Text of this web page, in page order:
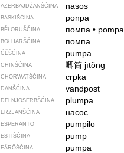
AZERBAJDŹANŠĆINA nasos
BASKIŠĆINA ponpa
BĚŁORUŠĆINA помпа • pompa
BOŁHARŠĆINA помпа
ČĚŠĆINA pumpa
CHINŠĆINA 唧筒 jītǒng
CHORWATŠĆINA crpka
DANŠĆINA vandpost
DELNJOSERBŠĆINA plumpa
ERZJANŠĆINA насос
ESPERANTO pumpilo
ESTIŠĆINA pump
FÄRÖŠĆINA pumpa